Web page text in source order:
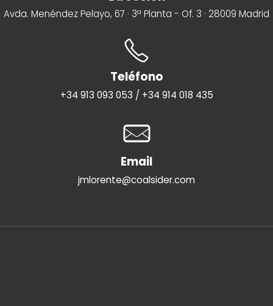
Avda. Menéndez Pelayo, 67 · 3ª Planta - Of. 3 · 28009 Madrid
Teléfono
+34 913 093 053 / +34 914 018 435
Email
jmlorente@coalsider.com